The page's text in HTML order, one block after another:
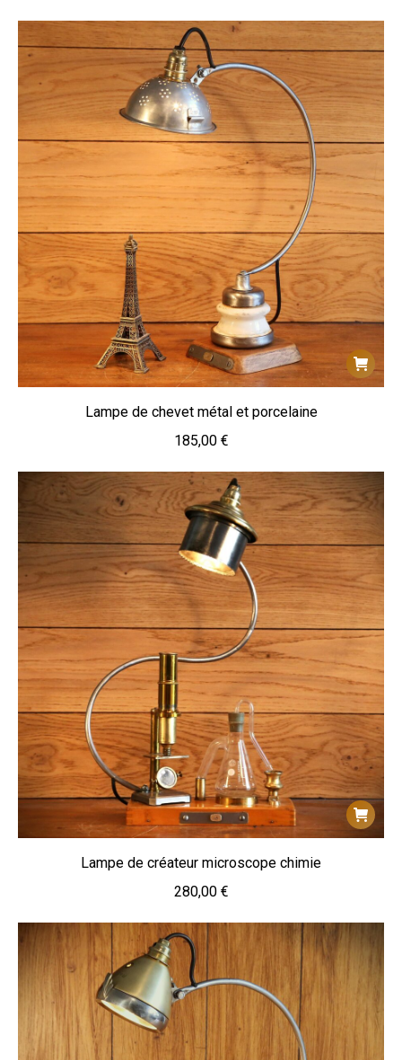
Lampe de chevet métal et porcelaine
185,00 €
Lampe de créateur microscope chimie
280,00 €